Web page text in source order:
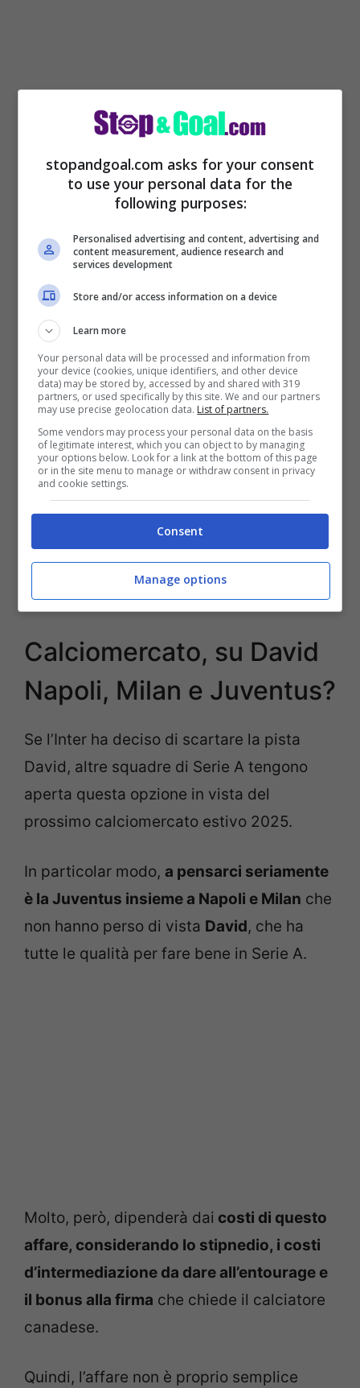
Ecco perché, indirettamente, il presidente
dell’Inter ha chiuso le porte all’arrivo in
nerazzurro diDavid che in Italia interessa
ad altre 3 società.
Jonathan David obiettivo della Juventus (la presse foto) –
stopandgoal.com
Calciomercato, su David
Napoli, Milan e Juventus?
Se l’Inter ha deciso di scartare la pista
David, altre squadre di Serie A tengono
aperta questa opzione in vista del
prossimo calciomercato estivo 2025.
In particolar modo, a pensarci seriamente
è la Juventus insieme a Napoli e Milan che
non hanno perso di vista David, che ha
tutte le qualità per fare bene in Serie A.
Molto, però, dipenderà dai costi di questo
affare, considerando lo stipnedio, i costi
d’intermediazione da dare all’entourage e
il bonus alla firma che chiede il calciatore
canadese.
Quindi, l’affare non è proprio semplice
stopandgoal.com asks for your consent
to use your personal data for the
following purposes:
Personalised advertising and content, advertising and
content measurement, audience research and
services development
Store and/or access information on a device
Learn more
Your personal data will be processed and information from
your device (cookies, unique identifiers, and other device
data) may be stored by, accessed by and shared with 319
partners, or used specifically by this site. We and our partners
may use precise geolocation data. List of partners.
Some vendors may process your personal data on the basis
of legitimate interest, which you can object to by managing
your options below. Look for a link at the bottom of this page
or in the site menu to manage or withdraw consent in privacy
and cookie settings.
Consent
Manage options